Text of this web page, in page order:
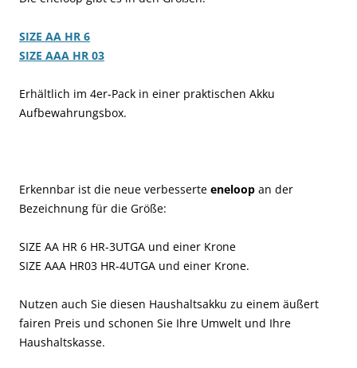
SIZE AA HR 6
SIZE AAA HR 03
Erhältlich im 4er-Pack in einer praktischen Akku
Aufbewahrungsbox.
Erkennbar ist die neue verbesserte eneloop an der
Bezeichnung für die Größe:
SIZE AA HR 6 HR-3UTGA und einer Krone
SIZE AAA HR03 HR-4UTGA und einer Krone.
Nutzen auch Sie diesen Haushaltsakku zu einem äußert
fairen Preis und schonen Sie Ihre Umwelt und Ihre
Haushaltskasse.